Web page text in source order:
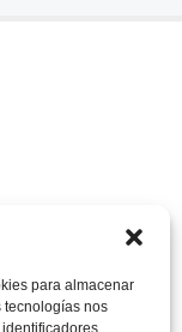
para almacenar
tecnologías nos